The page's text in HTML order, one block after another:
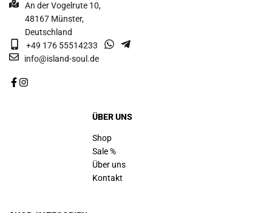
An der Vogelrute 10,
48167 Münster,
Deutschland
+49 176 55514233
info@island-soul.de
ÜBER UNS
Shop
Sale %
Über uns
Kontakt